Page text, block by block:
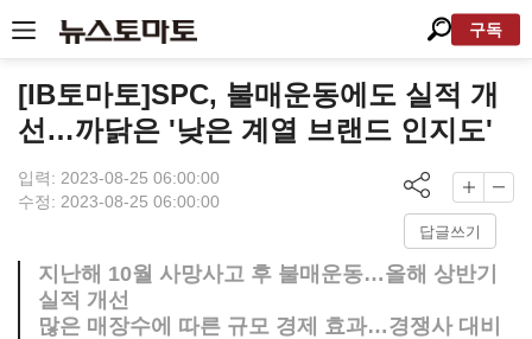
구독
[IB토마토]SPC, 불매운동에도 실적 개
선…까닭은 '낮은 계열 브랜드 인지도'
입력: 2023-08-25 06:00:00
수정: 2023-08-25 06:00:00
답글쓰기
지난해 10월 사망사고 후 불매운동…올해 상반기
실적 개선
많은 매장수에 따른 규모 경제 효과…경쟁사 대비